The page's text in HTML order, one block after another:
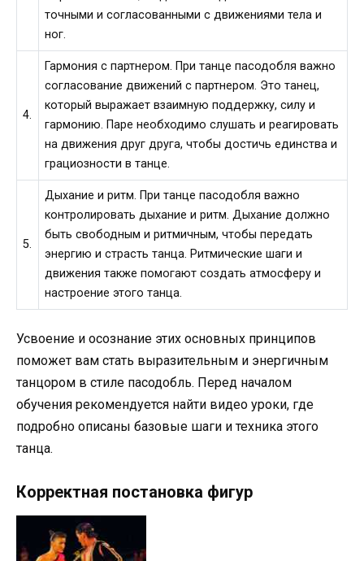
точными и согласованными с движениями тела и
ног.
4.
Гармония с партнером. При танце пасодобля важно
согласование движений с партнером. Это танец,
который выражает взаимную поддержку, силу и
гармонию. Паре необходимо слушать и реагировать
на движения друг друга, чтобы достичь единства и
грациозности в танце.
5.
Дыхание и ритм. При танце пасодобля важно
контролировать дыхание и ритм. Дыхание должно
быть свободным и ритмичным, чтобы передать
энергию и страсть танца. Ритмические шаги и
движения также помогают создать атмосферу и
настроение этого танца.
Усвоение и осознание этих основных принципов
поможет вам стать выразительным и энергичным
танцором в стиле пасодобль. Перед началом
обучения рекомендуется найти видео уроки, где
подробно описаны базовые шаги и техника этого
танца.
Корректная постановка фигур